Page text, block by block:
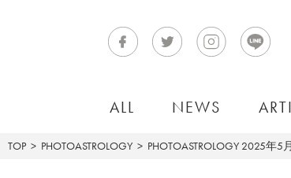
ALL NEWS
TOP PHOTOASTROLOGY PHOTOASTROLOGY 2025年5